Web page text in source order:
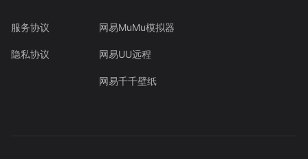
服务协议
隐私协议
网易MuMu模拟器
网易UU远程
网易千千壁纸